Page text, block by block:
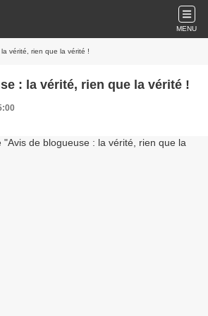
MENU
vérité, rien que la vérité !
: la vérité, rien que la vérité !